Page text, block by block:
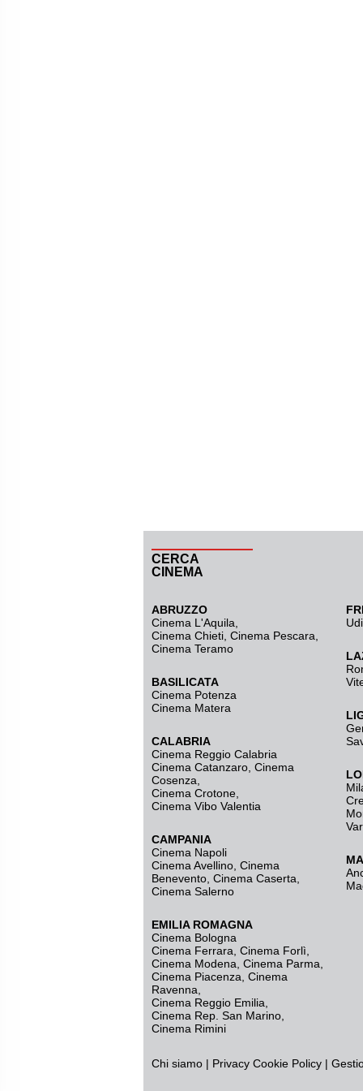
CERCA
CINEMA
ABRUZZO
Cinema L'Aquila
Cinema Chieti, Cinema Pescara,
Cinema Teramo
BASILICATA
Cinema Potenza
Cinema Matera
CALABRIA
Cinema Reggio Calabria
Cinema Catanzaro Cinema
Cosenza
Cinema Crotone
Cinema Vibo Valentia
CAMPANIA
Cinema Napoli
Cinema Avellino Cinema
Benevento Cinema Caserta
Cinema Salerno
EMILIA ROMAGNA
Cinema Bologna
Cinema Ferrara Cinema Forlì
Cinema Modena Cinema Parma
Cinema Piacenza Cinema
Ravenna
Cinema Reggio Emilia
Cinema Rep. San Marino
Cinema Rimini
Chi siamo | Privacy Cookie Policy |